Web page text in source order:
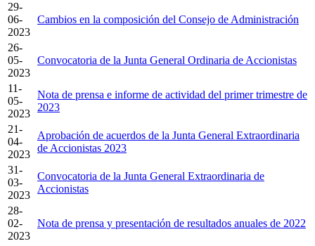
29-
06-
2023
Cambios en la composición del Consejo de Administración
26-
05-
2023
Convocatoria de la Junta General Ordinaria de Accionistas
11-
05-
2023
Nota de prensa e informe de actividad del primer trimestre de
2023
21-
04-
2023
Aprobación de acuerdos de la Junta General Extraordinaria
de Accionistas 2023
31-
03-
2023
Convocatoria de la Junta General Extraordinaria de
Accionistas
28-
02-
2023
Nota de prensa y presentación de resultados anuales de 2022